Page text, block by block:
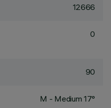
12666
0
90
M - Medium 17°